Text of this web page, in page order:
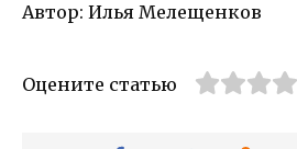
Автор: Илья Мелещенков
Оцените статью